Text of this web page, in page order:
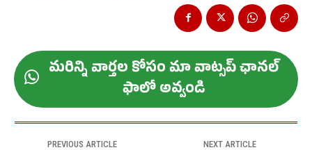
మ‌రిన్ని వార్త‌ల కోసం మా వాట్స‌ప్ ఛాన‌ల్
ఫాలో అవ్వండి
PREVIOUS ARTICLE NEXT ARTICLE